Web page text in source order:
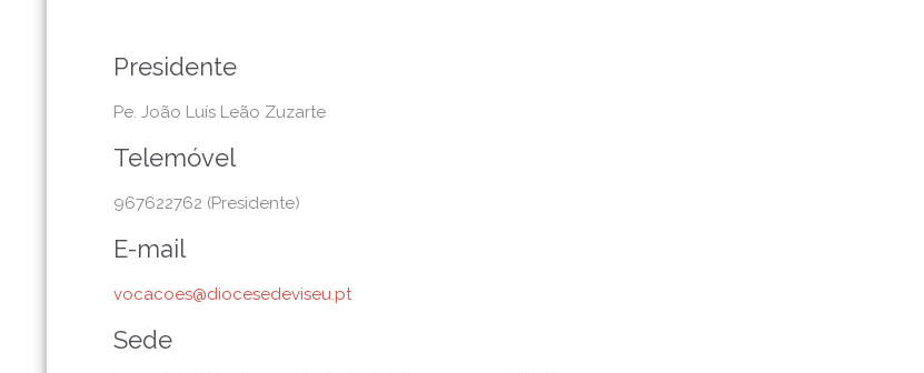
Presidente
Pe. João Luís Leão Zuzarte
Telemóvel
967622762 (Presidente)
E-mail
vocacoes@diocesedeviseu.pt
Sede